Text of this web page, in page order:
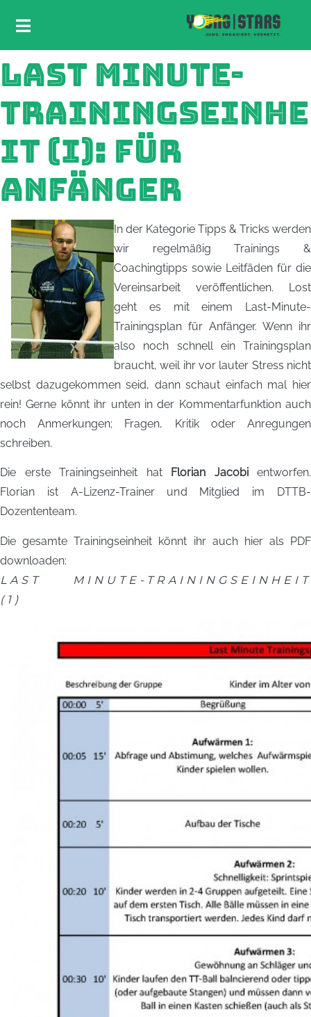
LAST MINUTE-
TRAININGSEINHE
IT (I): FÜR
ANFÄNGER
In der Kategorie Tipps & Tricks werden
wir regelmäßig Trainings &
Coachingtipps sowie Leitfäden für die
Vereinsarbeit veröffentlichen. Lost
geht es mit einem Last-Minute-
Trainingsplan für Anfänger. Wenn ihr
also noch schnell ein Trainingsplan
braucht, weil ihr vor lauter Stress nicht
selbst dazugekommen seid, dann schaut einfach mal hier
rein! Gerne könnt ihr unten in der Kommentarfunktion auch
noch Anmerkungen; Fragen, Kritik oder Anregungen
schreiben.
Die erste Trainingseinheit hat Florian Jacobientworfen.
Florian ist A-Lizenz-Trainer und Mitglied im DTTB-
Dozententeam.
Die gesamte Trainingseinheit könnt ihr auch hier als PDF
downloaden:
LAST MINUTE-TRAININGSEINHEIT
(1)